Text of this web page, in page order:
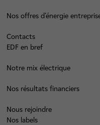
Nos offres d’énergie
Contacts
EDF en bref
Notre mix électrique
Nos résultats financiers
Nous rejoindre
Nos labels